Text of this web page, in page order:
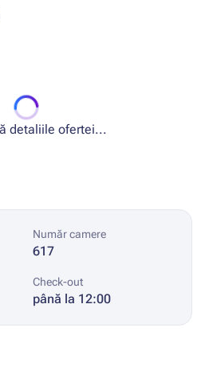
detaliile ofertei...
Număr camere
617
Check-out
până la 12:00